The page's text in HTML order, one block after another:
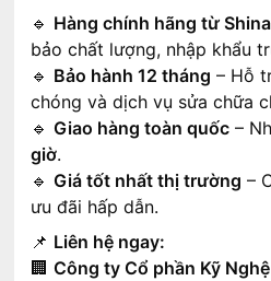
🔹 Hàng chính hãng từ
bảo chất lượng, nhập khẩu
🔹 Bảo hành 12 tháng – Hỗ
chóng và dịch vụ sửa chữa
🔹Giao hàng toàn quốc –
giờ.
🔹Giá tốt nhất thị trường –
ưu đãi hấp dẫn.
📌 Liên hệ ngay:
🏢Công ty Cổ phần Kỹ